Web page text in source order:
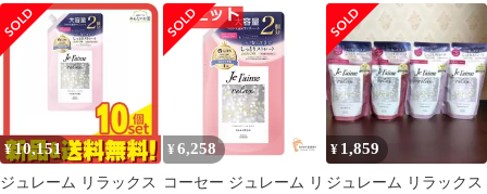
リートメント SR スト
レート&リッチ 詰め替
え用 大容量 680mL 6個
セット まとめ売り
リペア シャンプー 詰替
え ストレート＆リッチ
680ml 4個セット まと
リペア シャンプー 詰替
え ストレート＆リッチ
680ml 5個セット まと
め売り
¥10,151
ジュレーム リラックス
¥ 6,258
コーセー ジュレーム リ
¥ 1,859
ジュレーム リラックス